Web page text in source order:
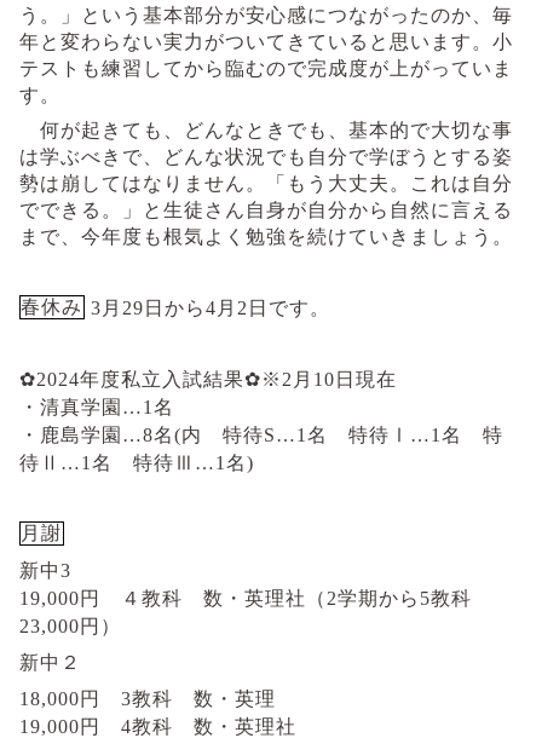
う。」という基本部分が安心感につながったのか、毎
年と変わらない実力がついてきていると思います。小
テストも練習してから臨むので完成度が上がっていま
す。
何が起きても、どんなときでも、基本的で大切な事
は学ぶべきで、どんな状況でも自分で学ぼうとする姿
勢は崩してはなりません。「もう大丈夫。これは自分
でできる。」と生徒さん自身が自分から自然に言える
まで、今年度も根気よく勉強を続けていきましょう。
春休み 3 月29日から4 月 2 日です。
✿2024年度私立入試結果✿※2月10日現在
・清真学園…1名
・鹿島学園…8名(内 特待S…1名 特待Ⅰ…1名 特
待Ⅱ…1 名 特待Ⅲ…1名)
月謝
新中3
19,000円 ４教科 数・英理社（ 2学期から 5教科
23,000円）
新中２
18,000円 3教科 数・英理
19,000円 4教科 数・英理社